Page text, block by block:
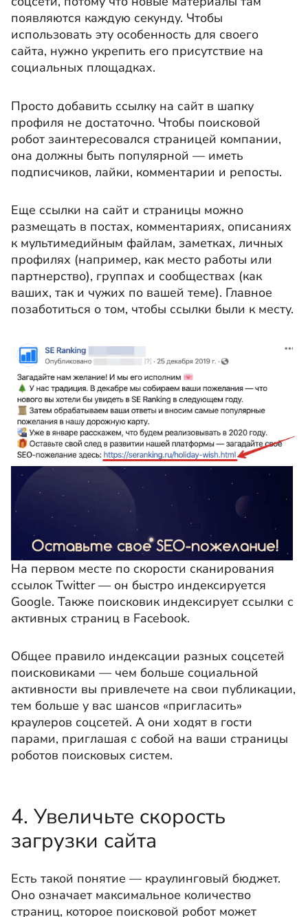
появляются каждую секунду. Чтобы
использовать эту особенность для своего
сайта, нужно укрепить его присутствие на
социальных площадках.
Просто добавить ссылку на сайт в шапку
профиля не достаточно. Чтобы поисковой
робот заинтересовался страницей компании,
она должны быть популярной — иметь
подписчиков, лайки, комментарии и репосты.
Еще ссылки на сайт и страницы можно
размещать в постах, комментариях, описаниях
к мультимедийным файлам, заметках, личных
профилях (например, как место работы или
партнерство), группах и сообществах (как
ваших, так и чужих по вашей теме). Главное
позаботиться о том, чтобы ссылки были к месту.
На первом месте по скорости сканирования
ссылок Twitter — он быстро индексируется
Google. Также поисковик индексирует ссылки с
активных страниц в Facebook.
Общее правило индексации разных соцсетей
поисковиками — чем больше социальной
активности вы привлечете на свои публикации,
тем больше у вас шансов «пригласить»
краулеров соцсетей. А они ходят в гости
парами, приглашая с собой на ваши страницы
роботов поисковых систем.
4. Увеличьте скорость
загрузки сайта
Есть такой понятие — краулинговый бюджет.
Оно означает максимальное количество
страниц, которое поисковой робот может